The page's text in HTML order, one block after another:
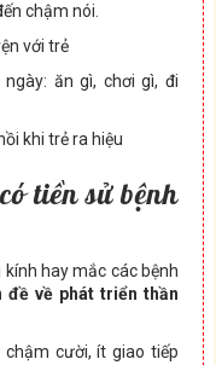
chậm nói.
với trẻ
ăn gì, chơi gì, đi
khi trẻ ra hiệu
tiền sử bệnh
hay mắc các bệnh
đề về phát triển thần
cười, ít giao tiếp